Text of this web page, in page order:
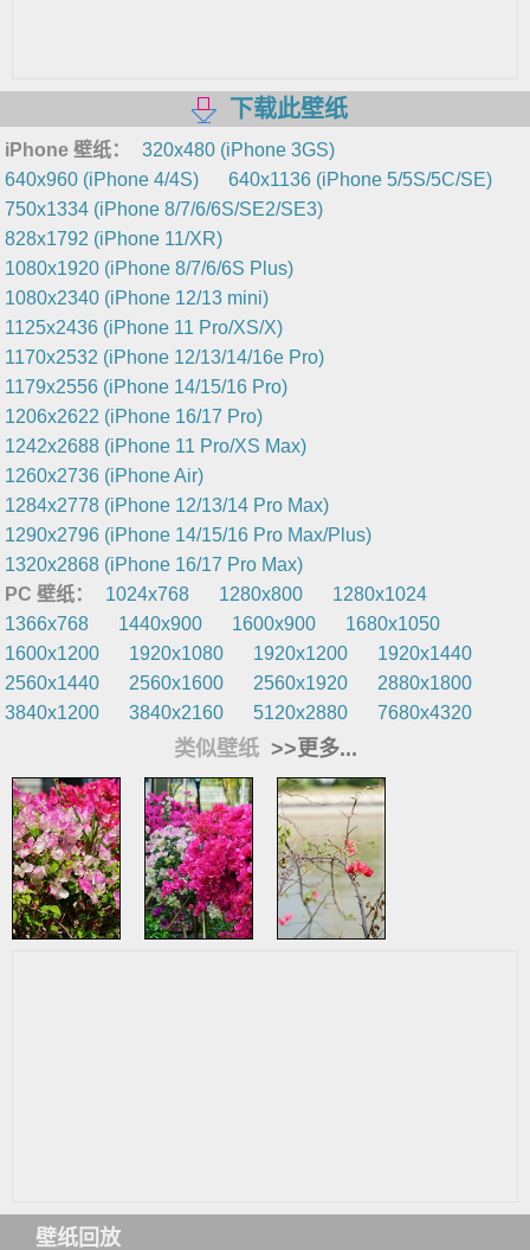
下载此壁纸
iPhone 壁纸：
320x480 (iPhone 3GS)
640x960 (iPhone 4/4S)
640x1136 (iPhone 5/5S/5C/SE)
750x1334 (iPhone 8/7/6/6S/SE2/SE3)
828x1792 (iPhone 11/XR)
1080x1920 (iPhone 8/7/6/6S Plus)
1080x2340 (iPhone 12/13 mini)
1125x2436 (iPhone 11 Pro/XS/X)
1170x2532 (iPhone 12/13/14/16e Pro)
1179x2556 (iPhone 14/15/16 Pro)
1206x2622 (iPhone 16/17 Pro)
1242x2688 (iPhone 11 Pro/XS Max)
1260x2736 (iPhone Air)
1284x2778 (iPhone 12/13/14 Pro Max)
1290x2796 (iPhone 14/15/16 Pro Max/Plus)
1320x2868 (iPhone 16/17 Pro Max)
PC 壁纸：
1024x768 1280x800
1280x1024
1366x768
1440x900 1600x900
1680x1050
1600x1200
1920x1080 1920x1200
1920x1440
2560x1440
2560x1600 2560x1920
2880x1800
3840x1200
3840x2160 5120x2880 7680x4320
类似壁纸 >>更多...
壁纸回放